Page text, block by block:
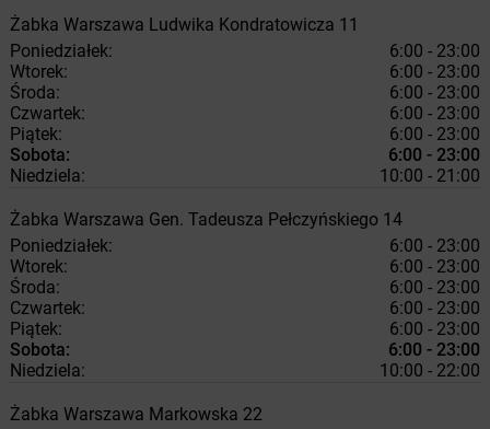
Żabka Warszawa Ludwika Kondratowicza 11
Poniedziałek:
6:00 - 23:00
Wtorek:
6:00 - 23:00
Środa:
6:00 - 23:00
Czwartek:
6:00 - 23:00
Piątek:
6:00 - 23:00
Sobota:
6:00 - 23:00
Niedziela:
10:00 - 21:00
Żabka Warszawa Gen. Tadeusza Pełczyńskiego 14
Poniedziałek:
6:00 - 23:00
Wtorek:
6:00 - 23:00
Środa:
6:00 - 23:00
Czwartek:
6:00 - 23:00
Piątek:
6:00 - 23:00
Sobota:
6:00 - 23:00
Niedziela:
10:00 - 22:00
Żabka Warszawa Markowska 22